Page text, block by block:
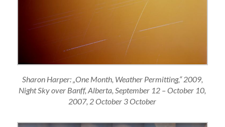
Sharon Harper: „One Month, Weather Permitting,“ 2009,
Night Sky over Banff, Alberta, September 12 – October 10,
2007, 2 October 3 October